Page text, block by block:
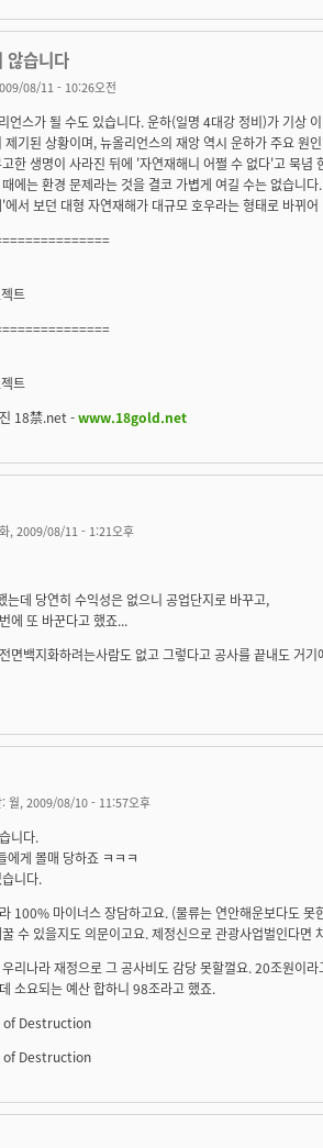
않습니다
08/11 - 10:26오전
언스가 될 수도 있습니다. 운하(일명 4대강 정비)가 기상
기된 상황이며, 뉴올리언스의 재앙 역시 운하가 주요 원
한 생명이 사라진 뒤에 '자연재해니 어쩔 수 없다'고 묵념
에는 환경 문제라는 것을 결코 가볍게 여길 수는 없습니
서 보던 대형 자연재해가 대규모 호우라는 형태로 바뀌
트
트
18禁.net -www.18gold.net
, 2009/08/11 - 1:21오후
는데 당연히 수익성은 없으니 공업단지로 바꾸고,
에 또 바꾼다고 했죠...
면백지화하려는사람도 없고 그렇다고 공사를 끝내도 거
: 월, 2009/08/10 - 11:57오후
니다.
에게 몰매 당하죠 ㅋㅋㅋ
니다.
100% 마이너스 장담하고요. (물류는 연안해운보다도 못
수 있을지도 의문이고요. 제정신으로 관광사업벌인다면
리나라 재정으로 그 공사비도 감당 못할껄요. 20조원이
소요되는 예산 합하니 98조라고 했죠.
Destruction
Destruction